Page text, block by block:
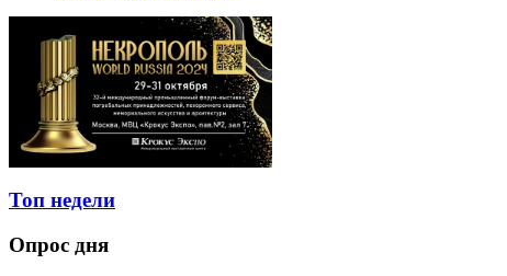
Топ недели
Опрос дня